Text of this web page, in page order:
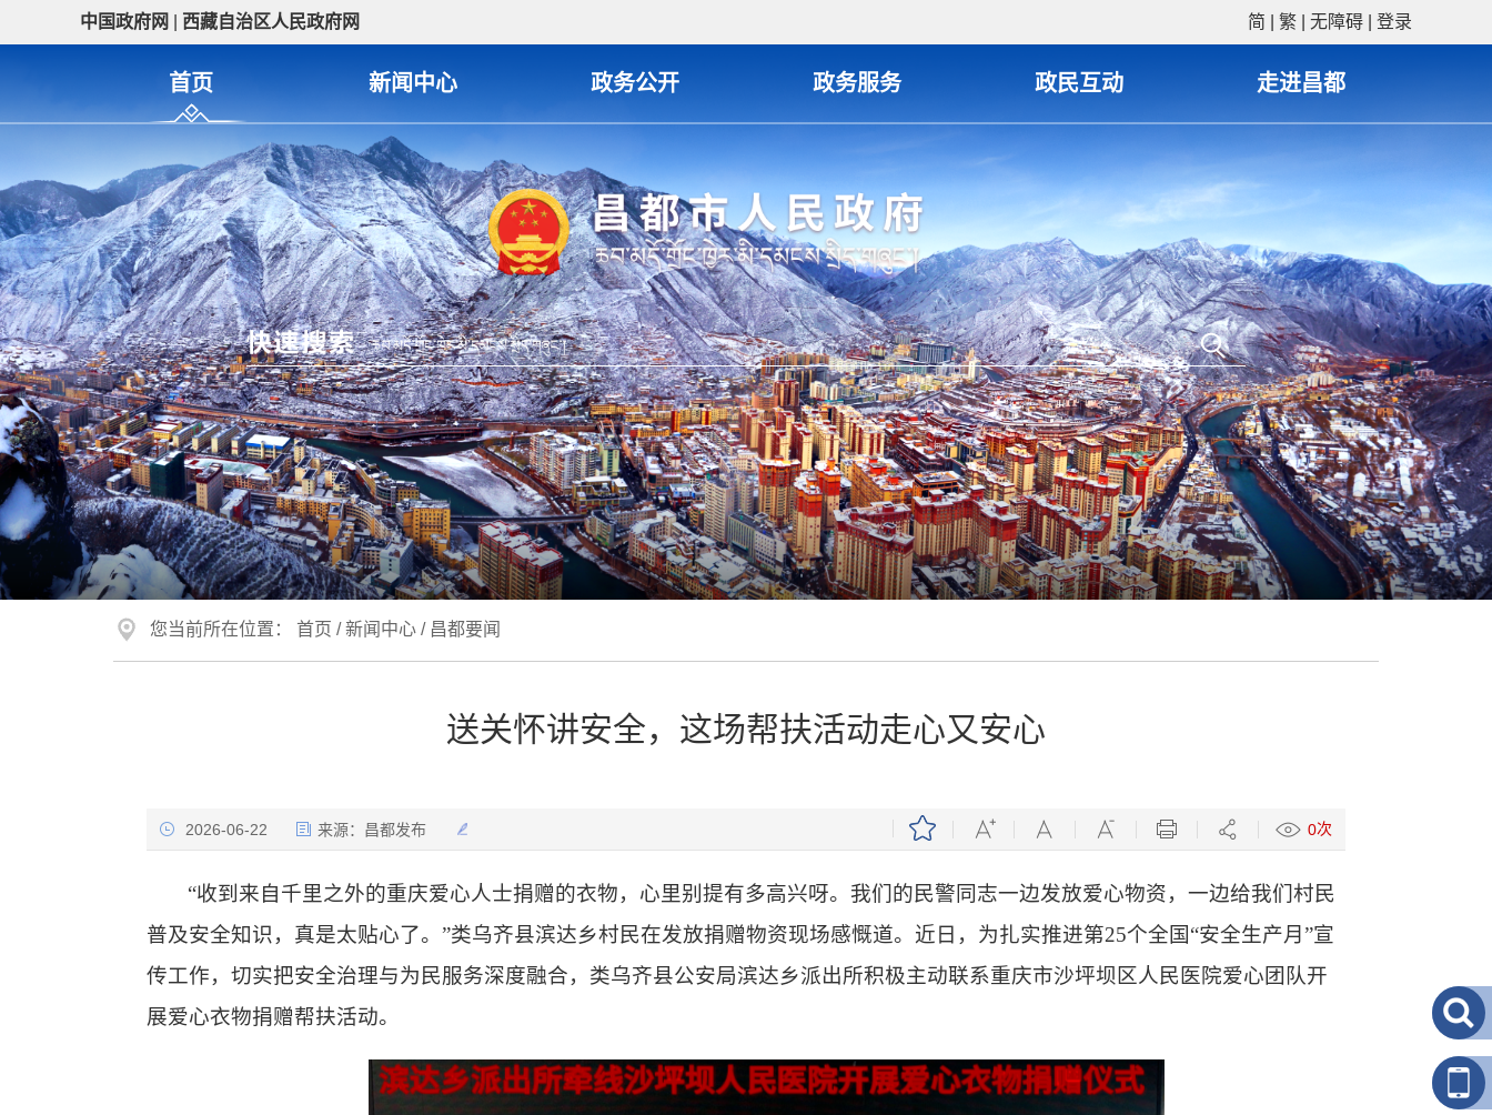
中国政府网 西藏自治区人民政府网 简 繁 无障碍 登录
首页 新闻中心 政务公开 政务服务 政民互动 走进昌都
您当前所在位置： 首页 /新闻中心 / 昌都要闻
送关怀讲安全，这场帮扶活动走心又安心
2026-06-22 来源： 昌都发布 0次
“收到来自千里之外的重庆爱心人士捐赠的衣物，心里别提有多高兴呀。我们的民警同志一边发放爱心物资，一边给我们村民
普及安全知识，真是太贴心了。”类乌齐县滨达乡村民在发放捐赠物资现场感慨道。近日，为扎实推进第25个全国“安全生产月”宣
传工作，切实把安全治理与为民服务深度融合，类乌齐县公安局滨达乡派出所积极主动联系重庆市沙坪坝区人民医院爱心团队开
展爱心衣物捐赠帮扶活动。